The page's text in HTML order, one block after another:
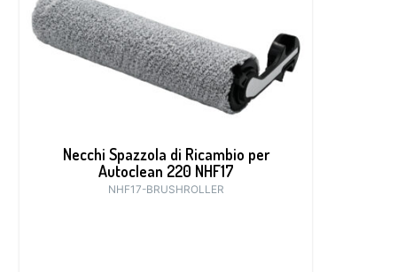
Necchi Spazzola di Ricambio per
Autoclean 220 NHF17
NHF17-BRUSHROLLER